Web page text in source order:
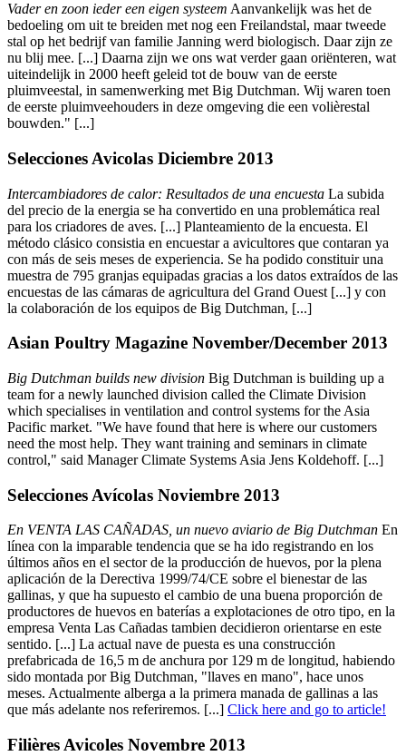
Vader en zoon ieder een eigen systeem Aanvankelijk was het de
bedoeling om uit te breiden met nog een Freilandstal, maar tweede
stal op het bedrijf van familie Janning werd biologisch. Daar zijn ze
nu blij mee. [...] Daarna zijn we ons wat verder gaan oriënteren, wat
uiteindelijk in 2000 heeft geleid tot de bouw van de eerste
pluimveestal, in samenwerking met Big Dutchman. Wij waren toen
de eerste pluimveehouders in deze omgeving die een volièrestal
bouwden." [...]
Selecciones Avicolas Diciembre 2013
Intercambiadores de calor: Resultados de una encuesta La subida
del precio de la energia se ha convertido en una problemática real
para los criadores de aves. [...] Planteamiento de la encuesta. El
método clásico consistia en encuestar a avicultores que contaran ya
con más de seis meses de experiencia. Se ha podido constituir una
muestra de 795 granjas equipadas gracias a los datos extraídos de las
encuestas de las cámaras de agricultura del Grand Ouest [...] y con
la colaboración de los equipos de Big Dutchman, [...]
Asian Poultry Magazine November/December 2013
Big Dutchman builds new division Big Dutchman is building up a
team for a newly launched division called the Climate Division
which specialises in ventilation and control systems for the Asia
Pacific market. "We have found that here is where our customers
need the most help. They want training and seminars in climate
control," said Manager Climate Systems Asia Jens Koldehoff. [...]
Selecciones Avícolas Noviembre 2013
En VENTA LAS CAÑADAS, un nuevo aviario de Big Dutchman En
línea con la imparable tendencia que se ha ido registrando en los
últimos años en el sector de la producción de huevos, por la plena
aplicación de la Derectiva 1999/74/CE sobre el bienestar de las
gallinas, y que ha supuesto el cambio de una buena proporción de
productores de huevos en baterías a explotaciones de otro tipo, en la
empresa Venta Las Cañadas tambien decidieron orientarse en este
sentido. [...] La actual nave de puesta es una construcción
prefabricada de 16,5 m de anchura por 129 m de longitud, habiendo
sido montada por Big Dutchman, "llaves en mano", hace unos
meses. Actualmente alberga a la primera manada de gallinas a las
que más adelante nos referiremos. [...] Click here and go to article!
Filières Avicoles Novembre 2013